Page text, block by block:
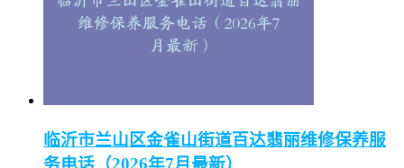
临沂市兰山区金雀山街道百达翡丽维修保养服
务电话（2026年7月最新）